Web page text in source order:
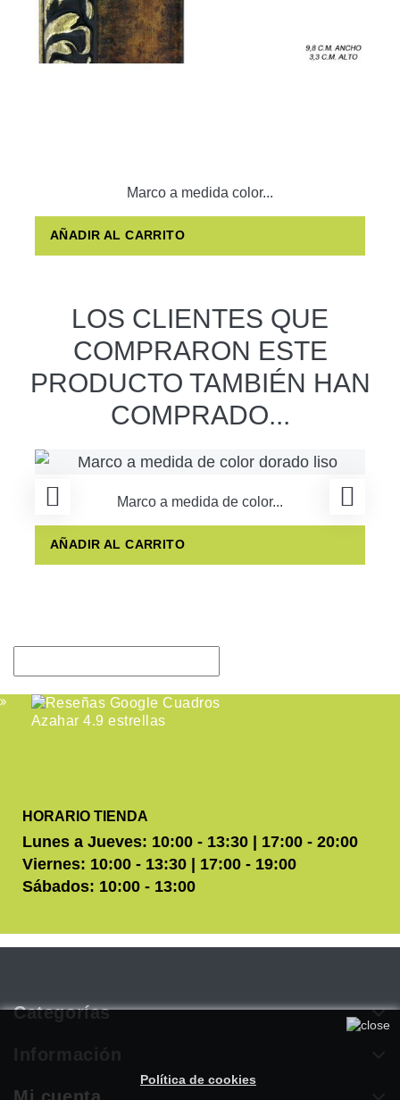
Marco a medida color...
AÑADIR AL CARRITO
LOS CLIENTES QUE
COMPRARON ESTE
PRODUCTO TAMBIÉN HAN
COMPRADO...
Marco a medida de color...
AÑADIR AL CARRITO
HORARIO TIENDA
Lunes a Jueves: 10:00 - 13:30 | 17:00 - 20:00
Viernes: 10:00 - 13:30 | 17:00 - 19:00
Sábados: 10:00 - 13:00
Categorías
Información
Utilizamos cookies propias y de terceros para mejorar
nuestros servicios. Si continúa navegando, consideramos que
acepta su uso. Puede obtener más información en nuestra
Política de cookies